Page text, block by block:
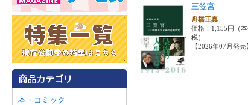
本・コミック
三笠宮
舟橋正真
価格：1,155円（
税）
【2026年07月発売